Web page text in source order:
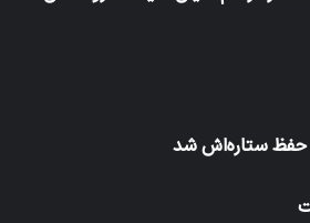
حفظ ستاره‌اش شد